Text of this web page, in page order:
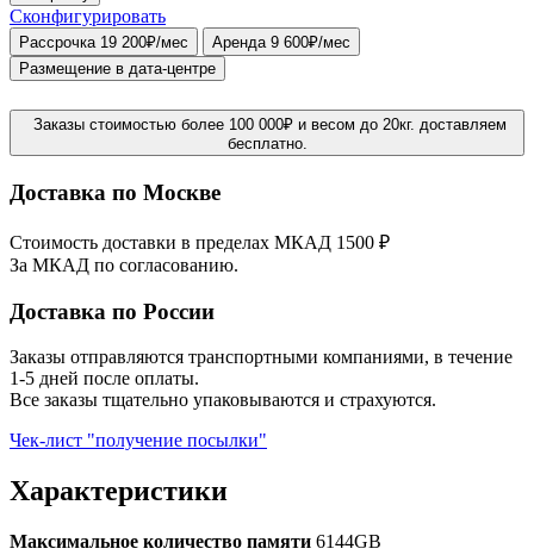
Сконфигурировать
Рассрочка 19 200₽/мес
Аренда 9 600₽/мес
Размещение в дата-центре
Заказы стоимостью более 100 000₽ и весом до 20кг. доставляем
бесплатно.
Доставка по Москве
Стоимость доставки в пределах МКАД 1500 ₽
За МКАД по согласованию.
Доставка по России
Заказы отправляются транспортными компаниями, в течение
1-5 дней после оплаты.
Все заказы тщательно упаковываются и страхуются.
Чек-лист "получение посылки"
Характеристики
Максимальное количество памяти 6144GB